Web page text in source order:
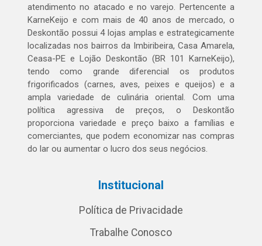
atendimento no atacado e no varejo. Pertencente a
KarneKeijo e com mais de 40 anos de mercado, o
Deskontão possui 4 lojas amplas e estrategicamente
localizadas nos bairros da Imbiribeira, Casa Amarela,
Ceasa-PE e Lojão Deskontão (BR 101 KarneKeijo),
tendo como grande diferencial os produtos
frigorificados (carnes, aves, peixes e queijos) e a
ampla variedade de culinária oriental. Com uma
política agressiva de preços, o Deskontão
proporciona variedade e preço baixo a famílias e
comerciantes, que podem economizar nas compras
do lar ou aumentar o lucro dos seus negócios.
Institucional
Política de Privacidade
Trabalhe Conosco